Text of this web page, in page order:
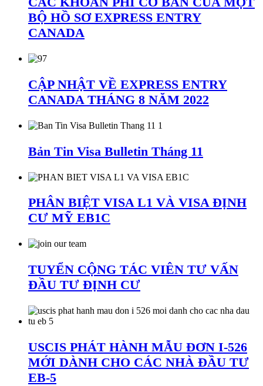
BỘ HỒ SƠ EXPRESS ENTRY
CANADA
CẬP NHẬT VỀ EXPRESS ENTRY
CANADA THÁNG 8 NĂM 2022
Bản Tin Visa Bulletin Tháng 11
PHÂN BIỆT VISA L1 VÀ VISA ĐỊNH
CƯ MỸ EB1C
TUYỂN CỘNG TÁC VIÊN TƯ VẤN
ĐẦU TƯ ĐỊNH CƯ
USCIS PHÁT HÀNH MẪU ĐƠN I-526
MỚI DÀNH CHO CÁC NHÀ ĐẦU TƯ
EB-5